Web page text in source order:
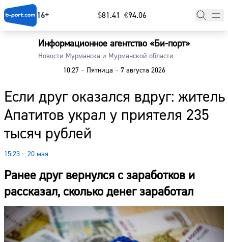
16+ $⁠81.41 €⁠94.06
Информационное агентство «Би-порт»
Новости Мурманска и Мурманской области
10:27 –Пятница –7 августа 2026
Если друг оказался вдруг: житель
Апатитов украл у приятеля 235
тысяч рублей
15:23 – 20 мая
Ранее друг вернулся с заработков и
рассказал, сколько денег заработал
Главная
Наши гости
Фоторепортажи
Погода
Курсы валют